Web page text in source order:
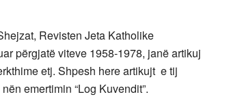
Revisten Jeta Katholike
përgjatë viteve 1958-1978, janë artikuj
etj. Shpesh here artikujt e tij
emertimin “Log Kuvendit”.